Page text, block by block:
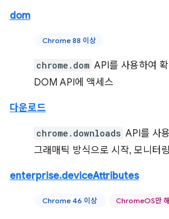
dom
Chrome 88 이상
chrome.dom API를 사용하여
DOM API에 액세스
다운로드
chrome.downloads API를 사
그래매틱 방식으로 시작, 모니터
enterprise.deviceAttributes
Chrome 46 이상 ChromeOS만